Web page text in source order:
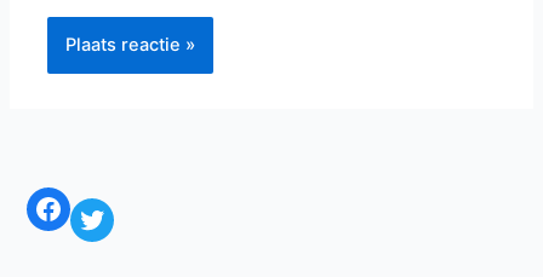
Facebook Twitter